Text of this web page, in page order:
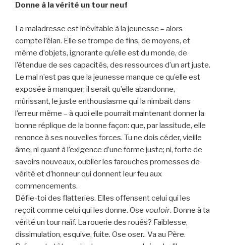
Donne à la vérité un tour neuf
La maladresse est inévitable à la jeunesse – alors
compte l’élan. Elle se trompe de fins, de moyens, et
même d’objets, ignorante qu’elle est du monde, de
l’étendue de ses capacités, des ressources d’un art juste.
Le mal n’est pas que la jeunesse manque ce qu’elle est
exposée à manquer; il serait qu’elle abandonne,
mûrissant, le juste enthousiasme qui la nimbait dans
l’erreur même – à quoi elle pourrait maintenant donner la
bonne réplique de la bonne façon: que, par lassitude, elle
renonce à ses nouvelles forces. Tu ne dois céder, vieille
âme, ni quant à l’exigence d’une forme juste; ni, forte de
savoirs nouveaux, oublier les farouches promesses de
vérité et d’honneur qui donnent leur feu aux
commencements.
Défie-toi des flatteries. Elles offensent celui qui les
reçoit comme celui qui les donne. Ose vouloir. Donne à ta
vérité un tour naïf. La rouerie des roués? Faiblesse,
dissimulation, esquive, fuite. Ose oser.. Va au Père.